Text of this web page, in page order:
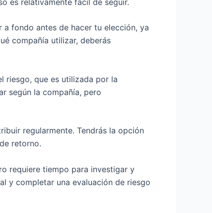
a fondo antes de hacer tu elección, ya
compañía utilizar, deberás
riesgo, que es utilizada por la
según la compañía, pero
regularmente. Tendrás la opción
retorno.
requiere tiempo para investigar y
y completar una evaluación de riesgo